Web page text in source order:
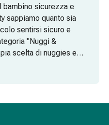
bambino sicurezza e
sappiamo quanto sia
sentirsi sicuro e
"Nuggi &
scelta di nuggies e
e sostenere il vostro